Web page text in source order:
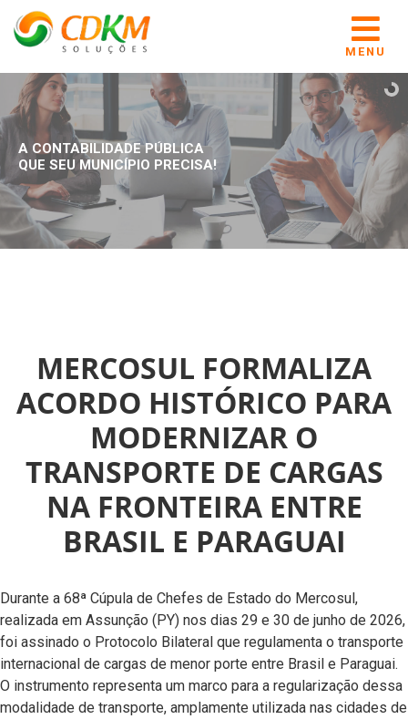
MENU
A CONTABILIDADE PÚBLICA
QUE SEU MUNICÍPIO PRECISA!
MERCOSUL FORMALIZA
ACORDO HISTÓRICO PARA
MODERNIZAR O
TRANSPORTE DE CARGAS
NA FRONTEIRA ENTRE
BRASIL E PARAGUAI
Durante a 68ª Cúpula de Chefes de Estado do Mercosul,
realizada em Assunção (PY) nos dias 29 e 30 de junho de 2026,
foi assinado o Protocolo Bilateral que regulamenta o transporte
internacional de cargas de menor porte entre Brasil e Paraguai.
O instrumento representa um marco para a regularização dessa
modalidade de transporte, amplamente utilizada nas cidades de